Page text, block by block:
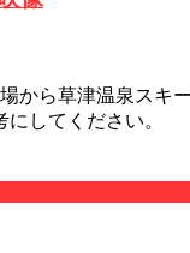
から草津温泉ス
してください。